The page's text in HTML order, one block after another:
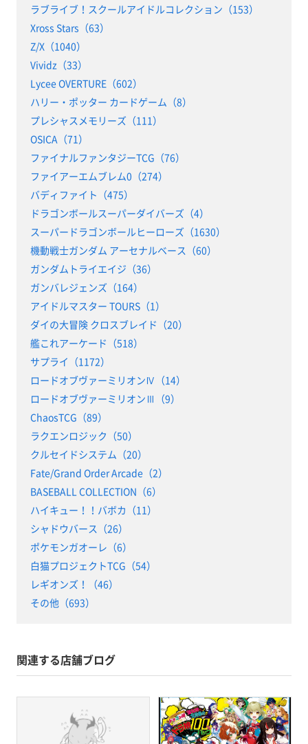
ラブライブ！スクールアイドルコレクション（153）
Xross Stars（63）
Z/X（1040）
Vividz（33）
Lycee OVERTURE（602）
ハリー・ポッター カードゲーム（8）
プレシャスメモリーズ（111）
OSICA（71）
ファイナルファンタジーTCG（76）
ファイアーエムブレム0（274）
バディファイト（475）
ドラゴンボールスーパーダイバーズ（4）
スーパードラゴンボールヒーローズ（1630）
機動戦士ガンダム アーセナルベース（60）
ガンダムトライエイジ（36）
ガンバレジェンズ（164）
アイドルマスター TOURS（1）
ダイの大冒険 クロスブレイド（20）
艦これアーケード（518）
サプライ（1172）
ロードオブヴァーミリオンⅣ（14）
ロードオブヴァーミリオンⅢ（9）
ChaosTCG（89）
ラクエンロジック（50）
クルセイドシステム（20）
Fate/Grand Order Arcade（2）
BASEBALL COLLECTION（6）
ハイキュー！！バボカ（11）
シャドウバース（26）
ポケモンガオーレ（6）
白猫プロジェクトTCG（54）
レギオンズ！（46）
その他（693）
関連する店舗ブログ